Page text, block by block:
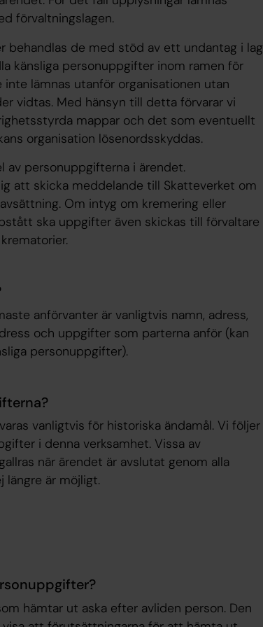
förvaltningslagen.
behandlas de med stöd av ett undantag i lag
känsliga personuppgifter inom ramen för
inte lämnas utanför organisationen utan
vidtas. Med hänsyn till detta förvarar vi
mappar och det som eventuellt
organisation lösenordsskyddas.
av personuppgifterna i ärendet.
att skicka meddelande till Skatteverket om
Om intyg om kremering eller
ska uppgifter även skickas till förvaltare
anförvanter är vanligtvis namn, adress,
och uppgifter som parterna anför (kan
personuppgifter).
vanligtvis för historiska ändamål. Vi följer
i denna verksamhet. Vissa av
när ärendet är avslutat genom alla
längre är möjligt.
hämtar ut aska efter avliden person. Den